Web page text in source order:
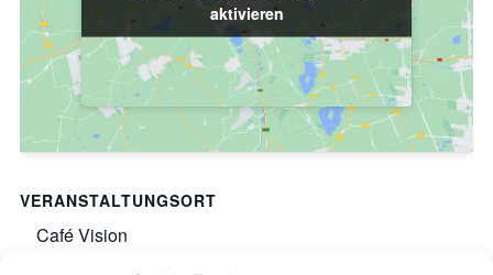
VERANSTALTUNGSORT
Café Vision
aktivieren
aktivieren